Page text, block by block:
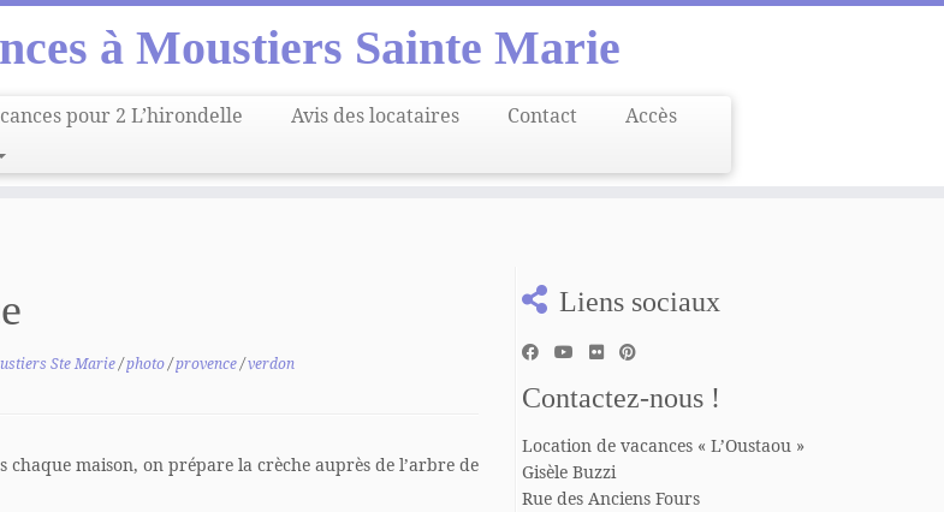
à Moustiers Sainte Marie
pour 2 L’hirondelle Avis des locataires Contact
Accès
Ste Marie/photo/provence/verdon
chaque maison, on prépare la crèche auprès de l’arbre de
Liens sociaux
Contactez-nous !
Location de vacances « L’Oustaou »
Gisèle Buzzi
Rue des Anciens Fours